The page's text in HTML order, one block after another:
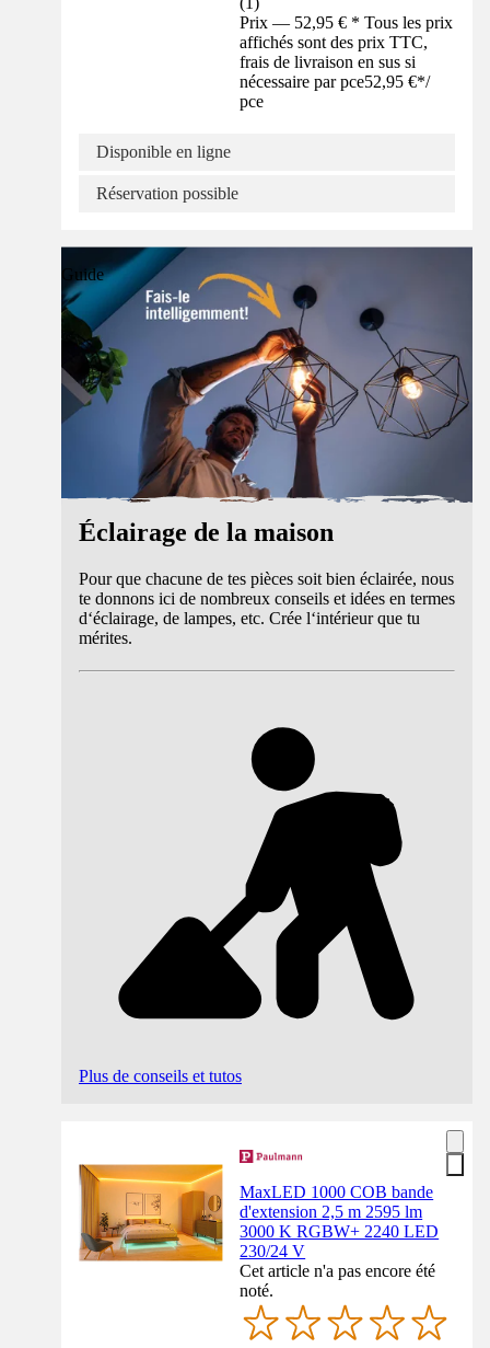
Prix — 52,95 € * Tous les prix
affichés sont des prix TTC,
frais de livraison en sus si
nécessaire par pce52,95 €*/
pce
Disponible en ligne
Réservation possible
Guide
Éclairage de la maison
Pour que chacune de tes pièces soit bien éclairée, nous
te donnons ici de nombreux conseils et idées en termes
d‘éclairage, de lampes, etc. Crée l‘intérieur que tu
mérites.
Plus de conseils et tutos
MaxLED 1000 COB bande
d'extension 2,5 m 2595 lm
3000 K RGBW+ 2240 LED
230/24 V
Cet article n'a pas encore été
noté.